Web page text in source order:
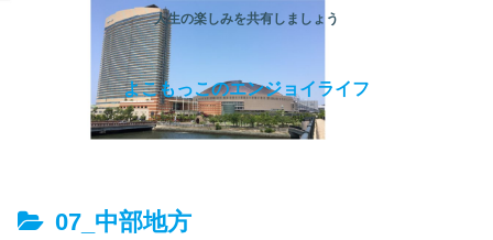
人生の楽しみを共有しましょう
よこもっこのエンジョイライフ
07_中部地方